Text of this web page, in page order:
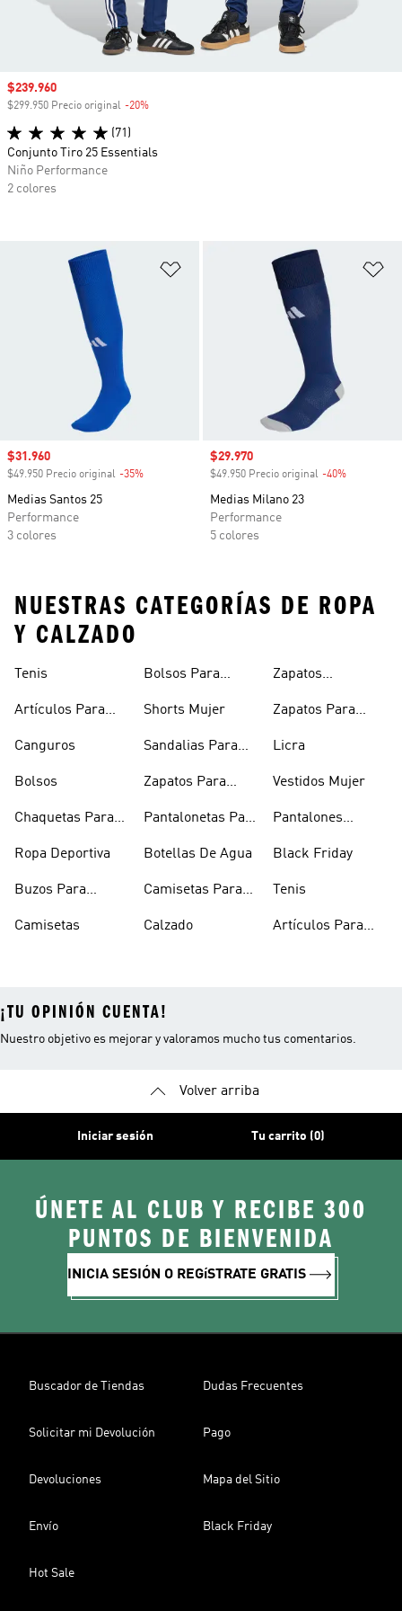
Añadir a la lista de deseos
Precio de venta
$31.960
$49.950 Precio original -35%
Medias Santos 25
Performance
3 colores
Precio de venta
$29.970
$49.950 Precio original -40%
Medias Milano 23
Performance
5 colores
Precio de venta
$239.960
$299.950 Precio original -20%
(71)
Conjunto Tiro 25 Essentials
Niño Performance
2 colores
NUESTRAS CATEGORÍAS DE ROPA
Y CALZADO
Tenis
Artículos Para
Canguros
Bolsos
Chaquetas Para
Ropa Deportiva
Buzos Para
Camisetas
Bolsos Para
Shorts Mujer
Sandalias Para
Zapatos Para
Pantalonetas Para
Botellas De Agua
Camisetas Para
Calzado
Zapatos
Zapatos Para
Licra
Vestidos Mujer
Pantalones
Black Friday
Tenis
Artículos Para
¡TU OPINIÓN CUENTA!
Nuestro objetivo es mejorar y valoramos mucho tus comentarios.
Volver arriba
Iniciar sesión Tu carrito (0)
ÚNETE AL CLUB Y RECIBE 300
PUNTOS DE BIENVENIDA
INICIA SESIÓN O REGíSTRATE GRATIS
Buscador de Tiendas Dudas Frecuentes
Solicitar mi Devolución Pago
Devoluciones Mapa del Sitio
Envío Black Friday
Hot Sale